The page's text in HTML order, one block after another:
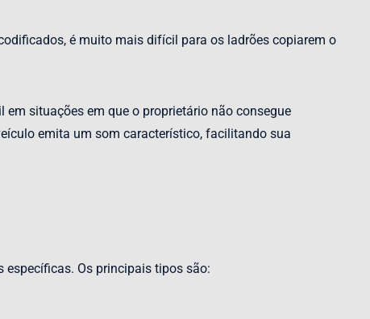
é muito mais difícil para os ladrões copiarem o
situações em que o proprietário não consegue
emita um som característico, facilitando sua
Os principais tipos são: